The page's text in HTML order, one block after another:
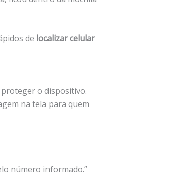
de localizar celular
o dispositivo.
na tela para quem
número informado.”